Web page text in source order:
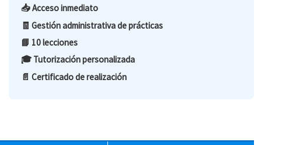
📥 Acceso inmediato
🧾 Gestión administrativa de prácticas
📘 10 lecciones
🎓 Tutorización personalizada
📄 Certificado de realización